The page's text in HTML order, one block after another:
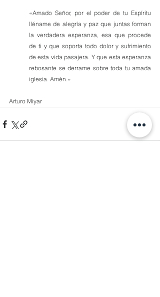
«Amado Señor, por el poder de tu Espíritu
lléname de alegría y paz que juntas forman
la verdadera esperanza, esa que procede
de ti y que soporta todo dolor y sufrimiento
de esta vida pasajera. Y que esta esperanza
rebosante se derrame sobre toda tu amada
iglesia. Amén.»
Arturo Miyar